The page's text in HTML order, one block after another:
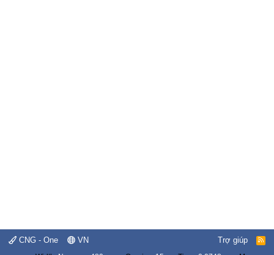
CNG - One VN Trợ giúp
R